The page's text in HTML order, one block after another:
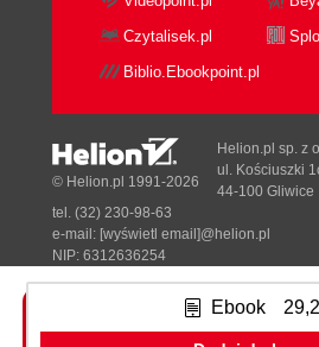
3.15.2. Opis przycisków okna PT
4. TWORZENIE ZADANIA
........................................................
............................................ 49
4.1.2. Przygotowanie pliku
................................................. 50
4.1.3. Przygotowanie schematu
instrukcji .............................. 50
4.2. GENEROWANIE ZADANIA
KREATORA
5. TRYB WIELODOSTĘPOWY
5.1. WPROWADZENIE DO
Ebook
Czytalisek.pl
Biblio.Ebookpoint.pl
Tonik.pl
© Helion.pl 1991-2026
Helion.pl sp. z
ul. Kościuszki
44-100 Gliwice
tel. (32) 230-98-63
e-mail: [wyświetl email]@helion.pl
NIP: 6312636254